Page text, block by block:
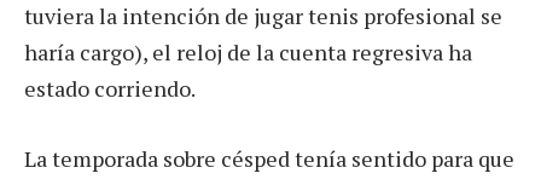
tuviera la intención de jugar tenis profesional se
haría cargo), el reloj de la cuenta regresiva ha
estado corriendo.
La temporada sobre césped tenía sentido para que